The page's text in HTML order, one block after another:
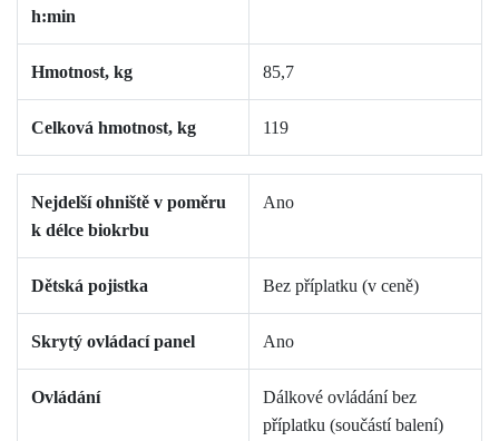
h:min
Hmotnost, kg 85,7
Celková hmotnost, kg 119
Nejdelší ohniště v poměru
k délce biokrbu
Ano
Dětská pojistka Bez příplatku (v ceně)
Skrytý ovládací panel Ano
Ovládání
Dálkové ovládání bez
příplatku (součástí balení)